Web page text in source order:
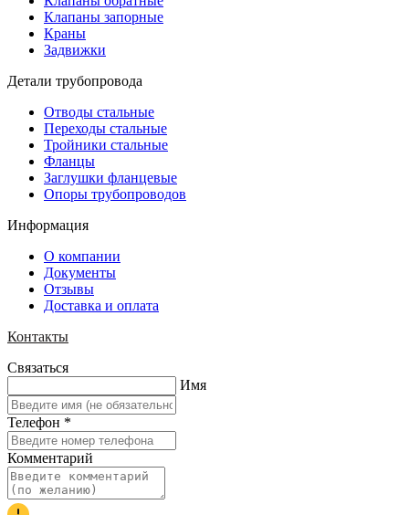
Клапаны запорные
Краны
Задвижки
Детали трубопровода
Отводы стальные
Переходы стальные
Тройники стальные
Фланцы
Заглушки фланцевые
Опоры трубопроводов
Информация
О компании
Документы
Отзывы
Доставка и оплата
Контакты
Связаться
Имя
Телефон *
Комментарий